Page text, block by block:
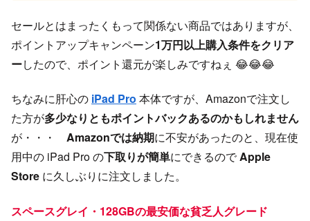
セールとはまったくもって関係ない商品ではありますが、
ポイントアップキャンペーン1万円以上購入条件をクリア
ーしたので、ポイント還元が楽しみですねぇ 😂😂😂
ちなみに肝心の iPad Pro 本体ですが、Amazonで注文し
た方が多少なりともポイントバックあるのかもしれません
が・・・ Amazonでは納期に不安があったのと、現在使
用中の iPad Pro の下取りが簡単にできるのでApple
Store に久しぶりに注文しました。
スペースグレイ・128GBの最安価な貧乏人グレード